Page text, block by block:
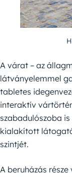
A várat – az
látványelemmel
tabletes
interaktív
szabadulószoba
kialakított
szintjét.
A beruházás